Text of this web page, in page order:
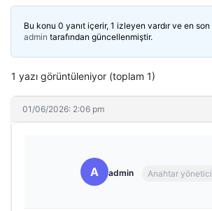
Bu konu 0 yanıt içerir, 1 izleyen vardır ve en son
admin tarafından güncellenmiştir.
1 yazı görüntüleniyor (toplam 1)
01/06/2026: 2:06 pm
A admin Anahtar yönetici